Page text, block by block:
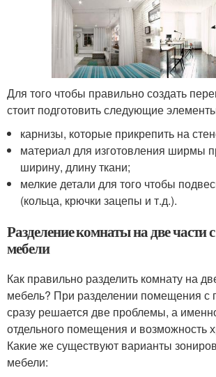
Для того чтобы правильно создать
стоит подготовить следующие
карнизы, которые прикрепить на
материал для изготовления ширмы
ширину, длину ткани;
мелкие детали для того чтобы
(кольца, крючки зацепы и т.д.).
Разделение комнаты на две
мебели
Как правильно разделить комнату на
мебель? При разделении помещения
сразу решается две проблемы, а
отдельного помещения и возможность
Какие же существуют варианты
мебели: